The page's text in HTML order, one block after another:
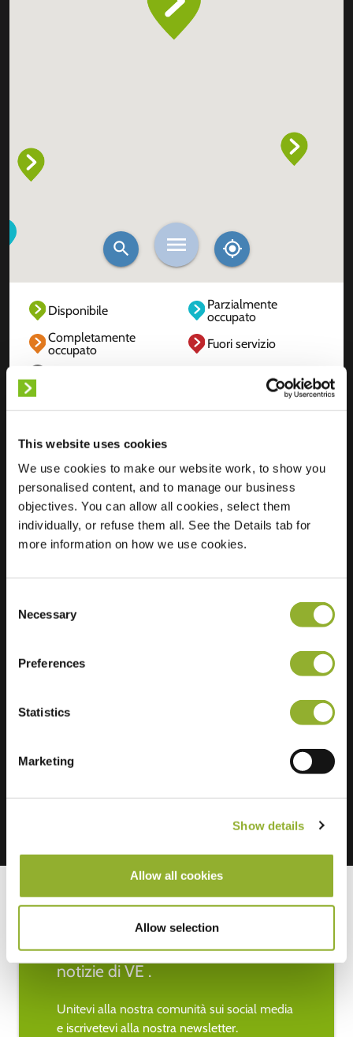
This website uses cookies
We use cookies to make our website work, to show you
personalised content, and to manage our business
objectives. You can allow all cookies, select them
individually, or refuse them all. See the Details tab for
more information on how we use cookies.
Selection
Necessary
Preferences
Statistics
Marketing
Show details
Allow all cookies
Allow selection
Disponibile
Parzialmente
occupato
Completamente
occupato
Fuori servizio
Posizione
Amer 144
8032 GS Zwolle
Paesi Bassi
Regular Charging
Rimanete aggiornati sulle ultime
notizie di VE .
Unitevi alla nostra comunità sui social media
e iscrivetevi alla nostra newsletter.